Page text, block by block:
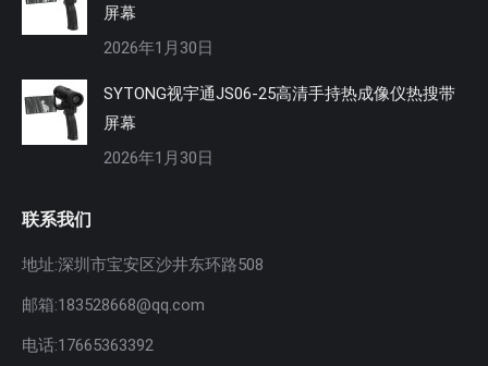
屏幕
2026年1月30日
SYTONG视宇通JS06-25高清手持热成像仪热搜带
屏幕
2026年1月30日
联系我们
地址:深圳市宝安区沙井东环路508
邮箱:183528668@qq.com
电话:17665363392